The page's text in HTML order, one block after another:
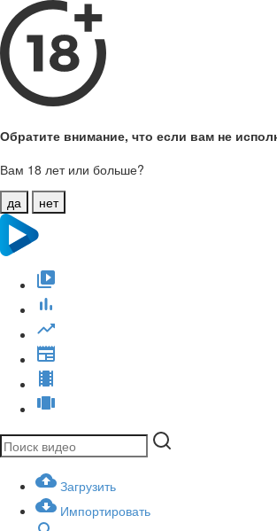
Обратите внимание, что если вам не
Вам 18 лет или больше?
да
нет
Загрузить
Импортировать